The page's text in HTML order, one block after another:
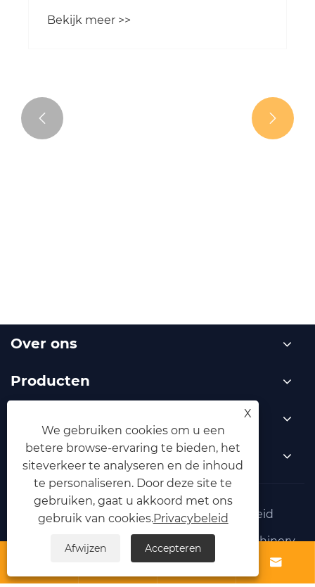
Bekijk meer >>
 
Over ons
Producten
Neem contact met ons op
Links Sitemap RSS XML
Privacybeleid
Copyright © 2025 Yongkang Zhouxun Machinery
Co., Ltd. Alle rechten voorbehouden.
 
X
We gebruiken cookies om u een
betere browse-ervaring te bieden, het
siteverkeer te analyseren en de inhoud
te personaliseren. Door deze site te
gebruiken, gaat u akkoord met ons
gebruik van cookies.Privacybeleid
Afwijzen Accepteren